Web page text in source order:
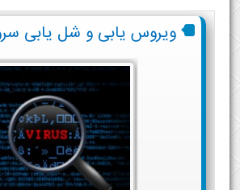
ویروس یابی و شل یابی